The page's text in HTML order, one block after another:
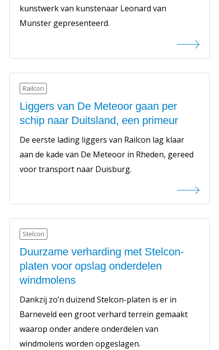
kunstwerk van kunstenaar Leonard van
Munster gepresenteerd.
Railcon
Liggers van De Meteoor gaan per
schip naar Duitsland, een primeur
De eerste lading liggers van Railcon lag klaar
aan de kade van De Meteoor in Rheden, gereed
voor transport naar Duisburg.
Stelcon
Duurzame verharding met Stelcon-
platen voor opslag onderdelen
windmolens
Dankzij zo’n duizend Stelcon-platen is er in
Barneveld een groot verhard terrein gemaakt
waarop onder andere onderdelen van
windmolens worden opgeslagen.